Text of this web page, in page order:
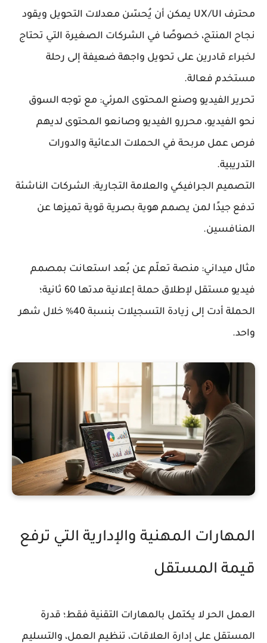
محترف UX/UI يمكن أن يُحسّن معدلات التحويل ويقود
نجاح المنتج، خصوصًا في الشركات الصغيرة التي تحتاج
لخبراء قادرين على تحويل واجهة ضعيفة إلى رحلة
مستخدم فعالة.
تحرير الفيديو وصنع المحتوى المرئي: مع توجه السوق
نحو الفيديو، محررو الفيديو وصانعو المحتوى لديهم
فرص عمل مربحة في الحملات الدعائية والدورات
التدريبية.
التصميم الجرافيكي والعلامة التجارية: الشركات الناشئة
تدفع جيدًا لمن يصمم هوية بصرية قوية تميزها عن
المنافسين.
مثال ميداني: منصة تعلّم عن بُعد استعانت بمصمم
فيديو مستقل لإطلاق حملة إعلانية مدتها 60 ثانية؛
الحملة أدت إلى زيادة التسجيلات بنسبة 40% خلال شهر
واحد.
المهارات المهنية والإدارية التي ترفع
قيمة المستقل
العمل الحر لا يكتمل بالمهارات التقنية فقط؛ قدرة
المستقل على إدارة العلاقات، تنظيم العمل، والتسليم